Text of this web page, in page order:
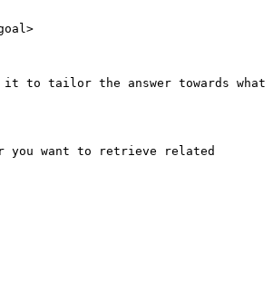
it to tailor the answer towards what
you want to retrieve related